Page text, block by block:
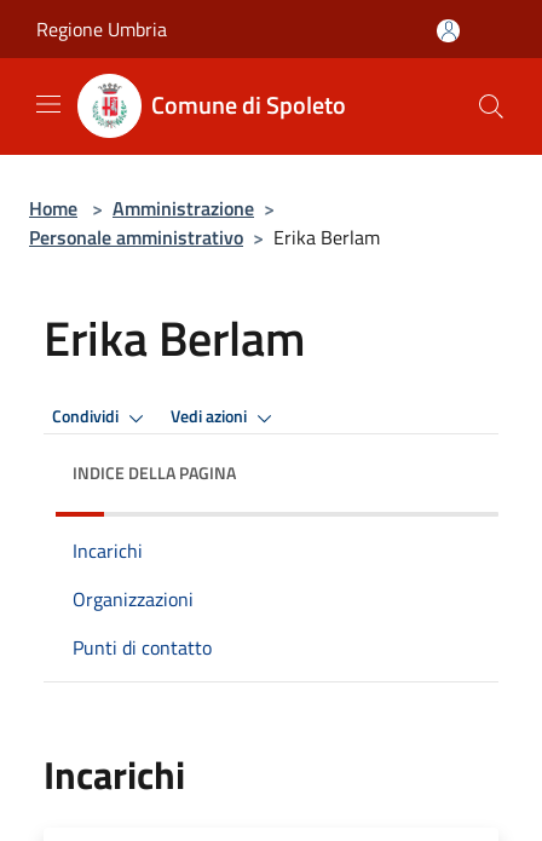
Regione Umbria
Comune di Spoleto
Home > Amministrazione >
Personale amministrativo > Erika Berlam
Erika Berlam
Condividi Vedi azioni
INDICE DELLA PAGINA
Incarichi
Organizzazioni
Punti di contatto
Incarichi